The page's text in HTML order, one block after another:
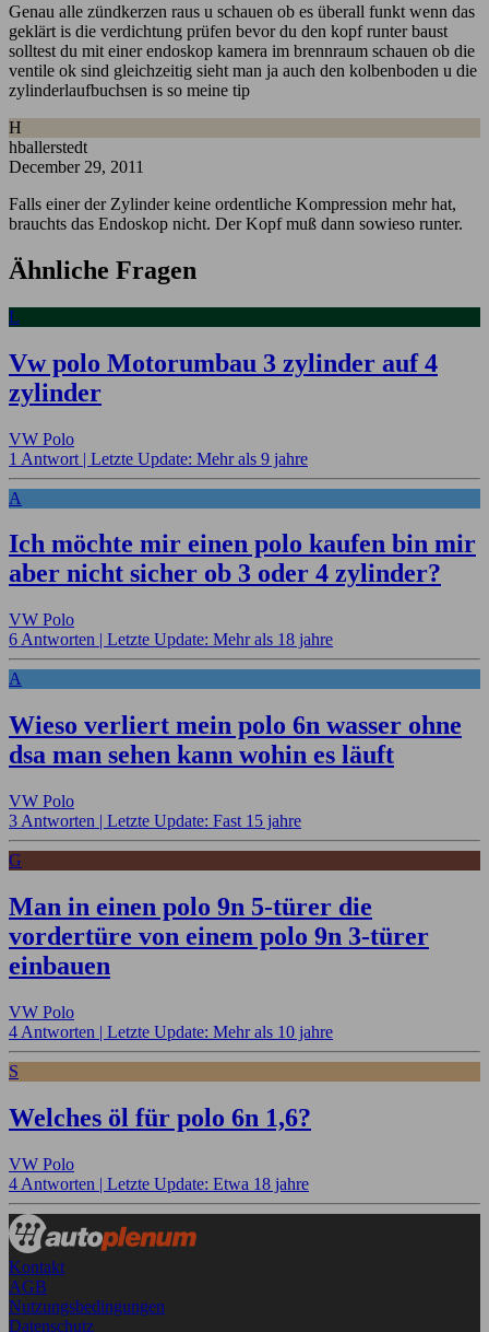
Genau alle zündkerzen raus u schauen ob es überall funkt wenn das
geklärt is die verdichtung prüfen bevor du den kopf runter baust
solltest du mit einer endoskop kamera im brennraum schauen ob die
ventile ok sind gleichzeitig sieht man ja auch den kolbenboden u die
zylinderlaufbuchsen is so meine tip
H
hballerstedt
December 29, 2011
Falls einer der Zylinder keine ordentliche Kompression mehr hat,
brauchts das Endoskop nicht. Der Kopf muß dann sowieso runter.
Ähnliche Fragen
L
Vw polo Motorumbau 3 zylinder auf 4
zylinder
VW Polo
1 Antwort | Letzte Update: Mehr als 9 jahre
A
Ich möchte mir einen polo kaufen bin mir
aber nicht sicher ob 3 oder 4 zylinder?
VW Polo
6 Antworten | Letzte Update: Mehr als 18 jahre
A
Wieso verliert mein polo 6n wasser ohne
dsa man sehen kann wohin es läuft
VW Polo
3 Antworten | Letzte Update: Fast 15 jahre
G
Man in einen polo 9n 5-türer die
vordertüre von einem polo 9n 3-türer
einbauen
VW Polo
4 Antworten | Letzte Update: Mehr als 10 jahre
S
Welches öl für polo 6n 1,6?
VW Polo
4 Antworten | Letzte Update: Etwa 18 jahre
Kontakt
AGB
Nutzungsbedingungen
Datenschutz